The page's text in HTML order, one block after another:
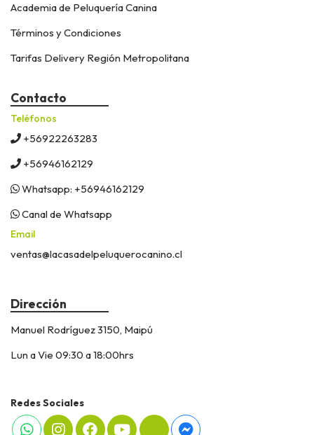
Academia de Peluquería Canina
Términos y Condiciones
Tarifas Delivery Región Metropolitana
Contacto
Teléfonos
+56922263283
+56946162129
Whatsapp: +56946162129
Canal de Whatsapp
Email
ventas@lacasadelpeluquerocanino.cl
Dirección
Manuel Rodríguez 3150, Maipú
Lun a Vie 09:30 a 18:00hrs
Redes Sociales